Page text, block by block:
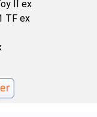
II ex
TF ex